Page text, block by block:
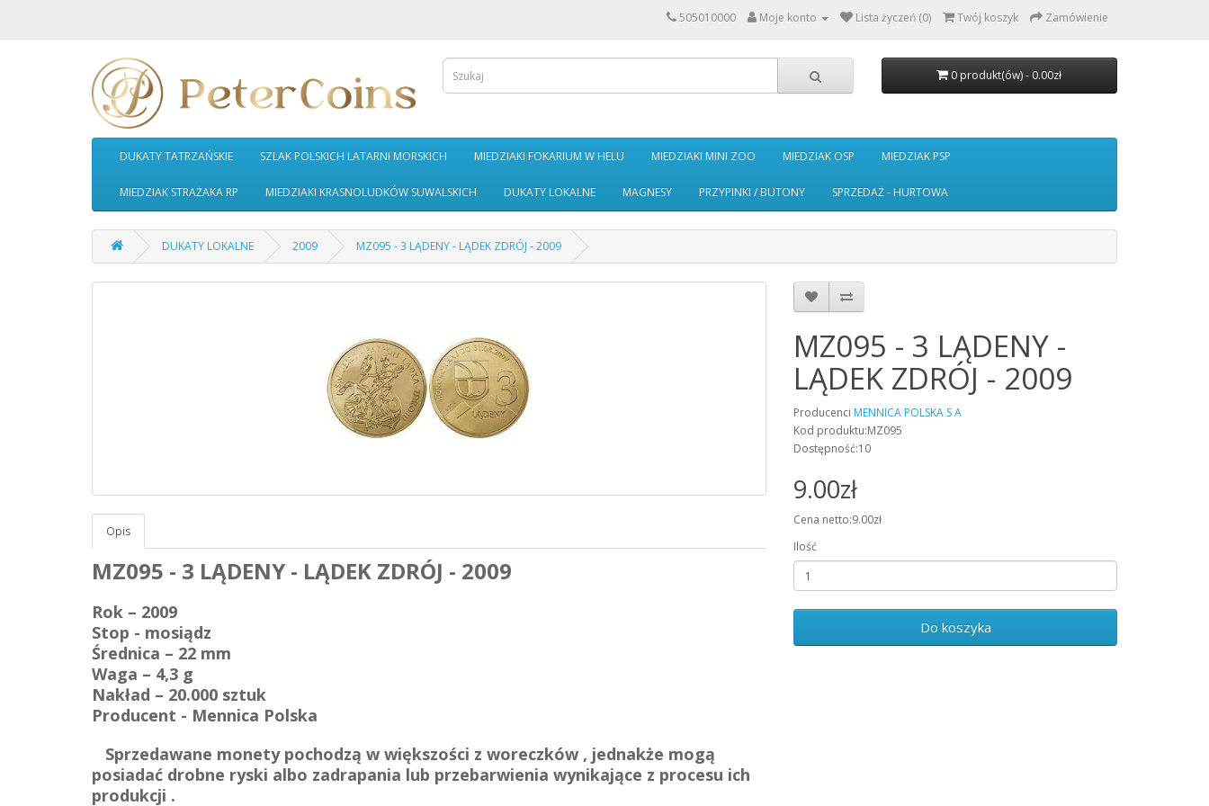
505010000 Moje konto Lista życzeń (0) Twój koszyk Zamówienie
0 produkt(ów) - 0.00zł
DUKATY TATRZAŃSKIE SZLAK POLSKICH LATARNI MORSKICH MIEDZIAKI FOKARIUM W HELU MIEDZIAKI MINI ZOO MIEDZIAK OSP MIEDZIAK PSP
MIEDZIAK STRAŻAKA RP MIEDZIAKI KRASNOLUDKÓW SUWALSKICH DUKATY LOKALNE MAGNESY PRZYPINKI / BUTONY SPRZEDAŻ - HURTOWA
DUKATY LOKALNE 2009 MZ095 - 3 LĄDENY - LĄDEK ZDRÓJ - 2009
Opis
MZ095 - 3 LĄDENY - LĄDEK ZDRÓJ - 2009
Rok – 2009
Stop - mosiądz
Średnica – 22 mm
Waga – 4,3 g
Nakład – 20.000 sztuk
Producent - Mennica Polska
Sprzedawane monety pochodzą w większości z woreczków , jednakże mogą
posiadać drobne ryski albo zadrapania lub przebarwienia wynikające z procesu ich
produkcji .
MZ095 - 3 LĄDENY -
LĄDEK ZDRÓJ - 2009
Producenci MENNICA POLSKA S A
Kod produktu:MZ095
Dostępność:10
9.00zł
Cena netto:9.00zł
Ilość
Do koszyka